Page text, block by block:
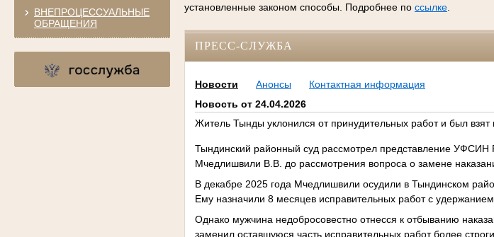
ВНЕПРОЦЕССУАЛЬНЫЕ
ОБРАЩЕНИЯ
установленные законом способы. Подробнее по ссылке.
ПРЕСС-СЛУЖБА
Новости Анонсы
Контактная информация
Новость от 24.04.2026
Житель Тынды уклонился от принудительных работ и был взят
Тындинский районный суд рассмотрел представление УФСИН
Мчедлишвили В.В. до рассмотрения вопроса о замене
В декабре 2025 года Мчедлишвили осудили в Тындинском
Ему назначили 8 месяцев исправительных работ с удержанием
Однако мужчина недобросовестно отнесся к отбыванию
заменил оставшуюся часть исправительных работ более